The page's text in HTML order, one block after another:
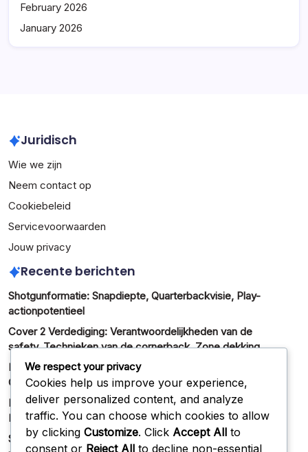
February 2026
January 2026
Juridisch
Wie we zijn
Neem contact op
Cookiebeleid
Servicevoorwaarden
Jouw privacy
Recente berichten
Shotgunformatie: Snapdiepte, Quarterbackvisie, Play-
actionpotentieel
Cover 2 Verdediging: Verantwoordelijkheden van de
safety, Technieken van de cornerback, Zone dekking
Formatie-aanpassingen: Wijzigingen tijdens het spel,
Communicatie tussen spelers, Defensieve analyses
Flexbone Formatie: Drievoudige optieplays,
Backfielddynamiek, Defensieve reads
Situational Formaties: Korte afstand, Doellijn, Twee-
We respect your privacy
Cookies help us improve your experience,
deliver personalized content, and analyze
traffic. You can choose which cookies to allow
by clicking Customize. Click Accept All to
consent or Reject All to decline non-essential